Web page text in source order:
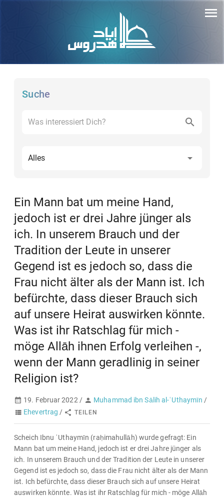
Suche
Alles
Ein Mann bat um meine Hand,
jedoch ist er drei Jahre jünger als
ich. In unserem Brauch und der
Tradition der Leute in unserer
Gegend ist es jedoch so, dass die
Frau nicht älter als der Mann ist. Ich
befürchte, dass dieser Brauch sich
auf unsere Heirat auswirken könnte.
Was ist ihr Ratschlag für mich -
möge Allāh ihnen Erfolg verleihen -,
wenn der Mann geradlinig in seiner
Religion ist?
19. Februar 2022 / Muhammad ibn Sālih al-ʿUthaymīn /
Ehevertrag / TEILEN
Scheich Ibnu ʿUthaymīn (raḥimahullāh) wurde gefragt: Ein
Mann bat um meine Hand, jedoch ist er drei Jahre jünger als
ich. In unserem Brauch und der Tradition der Leute in unserer
Gegend ist es jedoch so, dass die Frau nicht älter als der Mann
ist. Ich befürchte, dass dieser Brauch sich auf unsere Heirat
auswirken könnte. Was ist ihr Ratschlag für mich - möge Allāh